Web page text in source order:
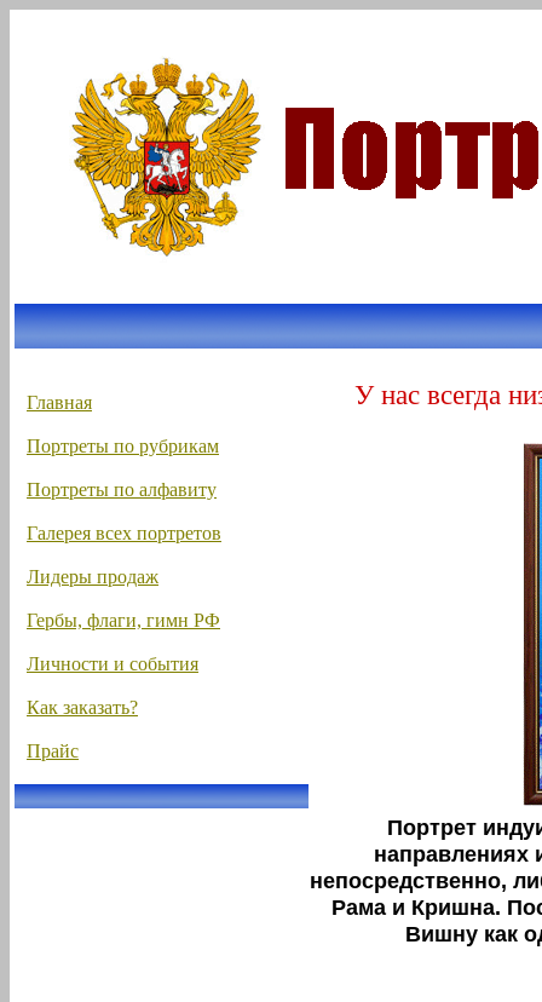
Главная
Портреты по рубрикам
Портреты по алфавиту
Галерея всех портретов
Лидеры продаж
Гербы, флаги, гимн РФ
Личности и события
Как заказать?
Прайс
У нас всегда
Портрет
направлениях
непосредственно,
Рама и Кришна.
Вишну как